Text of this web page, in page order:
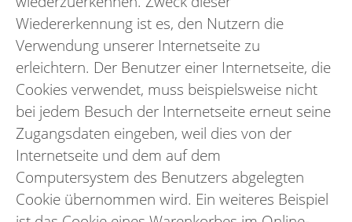
Wiedererkennung ist es, den Nutzern die
Verwendung unserer Internetseite zu
erleichtern. Der Benutzer einer Internetseite, die
Cookies verwendet, muss beispielsweise nicht
bei jedem Besuch der Internetseite erneut seine
Zugangsdaten eingeben, weil dies von der
Internetseite und dem auf dem
Computersystem des Benutzers abgelegten
Cookie übernommen wird. Ein weiteres Beispiel